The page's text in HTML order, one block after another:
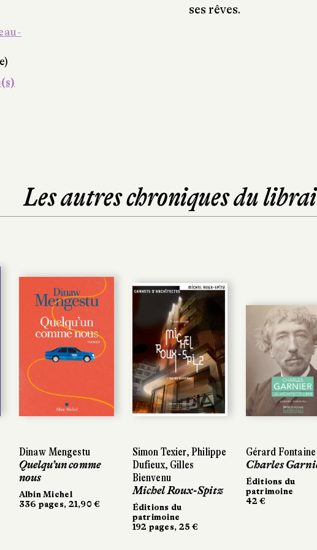
ses rêves.
Les autres chroniques du
Dinaw Mengestu
Quelqu’un comme
nous
Albin Michel
336 pages, 21,90 €
Simon Texier, Philippe
Dufieux, Gilles
Bienvenu
Michel Roux-Spitz
Éditions du
patrimoine
192 pages, 25 €
Gérard Fontaine
Charles
Éditions du
patrimoine
42 €
Dinaw Mengestu
Quelqu’un comme
nous
Albin Michel
336 pages, 21,90 €
Simon Texier, Philippe
Dufieux, Gilles
Bienvenu
Michel Roux-Spitz
Éditions du
patrimoine
192 pages, 25 €
Gérard Fontaine
Charles
Éditions du
patrimoine
42 €